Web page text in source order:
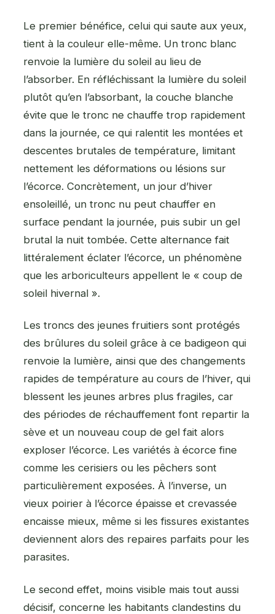
Le premier bénéfice, celui qui saute aux yeux,
tient à la couleur elle-même. Un tronc blanc
renvoie la lumière du soleil au lieu de
l’absorber. En réfléchissant la lumière du soleil
plutôt qu’en l’absorbant, la couche blanche
évite que le tronc ne chauffe trop rapidement
dans la journée, ce qui ralentit les montées et
descentes brutales de température, limitant
nettement les déformations ou lésions sur
l’écorce. Concrètement, un jour d’hiver
ensoleillé, un tronc nu peut chauffer en
surface pendant la journée, puis subir un gel
brutal la nuit tombée. Cette alternance fait
littéralement éclater l’écorce, un phénomène
que les arboriculteurs appellent le « coup de
soleil hivernal ».
Les troncs des jeunes fruitiers sont protégés
des brûlures du soleil grâce à ce badigeon qui
renvoie la lumière, ainsi que des changements
rapides de température au cours de l’hiver, qui
blessent les jeunes arbres plus fragiles, car
des périodes de réchauffement font repartir la
sève et un nouveau coup de gel fait alors
exploser l’écorce. Les variétés à écorce fine
comme les cerisiers ou les pêchers sont
particulièrement exposées. À l’inverse, un
vieux poirier à l’écorce épaisse et crevassée
encaisse mieux, même si les fissures existantes
deviennent alors des repaires parfaits pour les
parasites.
Le second effet, moins visible mais tout aussi
décisif, concerne les habitants clandestins du